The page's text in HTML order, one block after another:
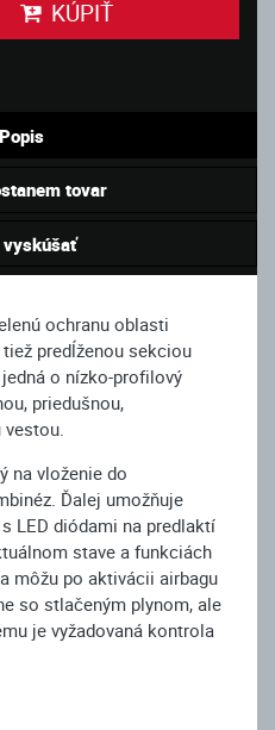
KÚPIŤ
Popis
tovar
vyskúšať
ochranu oblasti
predĺženou sekciou
o nízko-profilový
priedušnou,
na vloženie do
Ďalej umožňuje
LED diódami na predlaktí
stave a funkciách
môžu po aktivácii airbagu
so stlačeným plynom, ale
je vyžadovaná kontrola